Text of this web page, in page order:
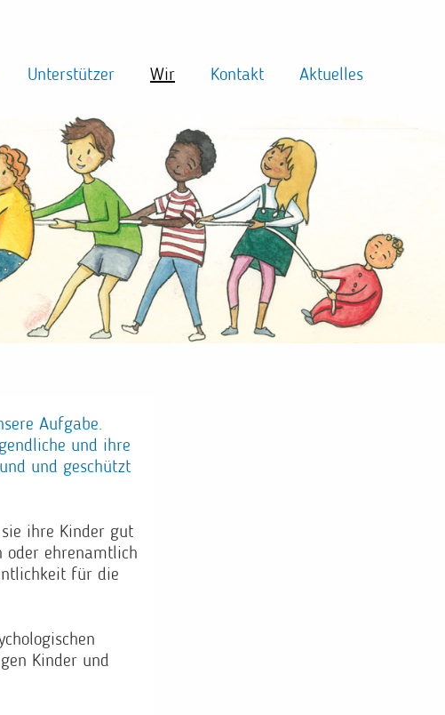
Unterstützer Wir Kontakt Aktuelles
Aufgabe.
und ihre
und geschützt
ihre Kinder gut
oder ehrenamtlich
für die
Kinder und